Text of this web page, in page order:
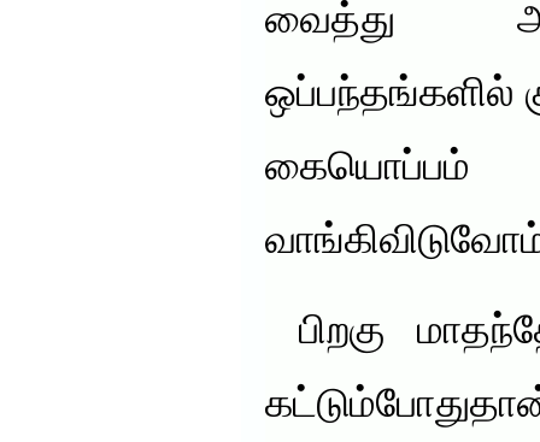
வைத்து
ஒப்பந்தங்களில்
பிறகு